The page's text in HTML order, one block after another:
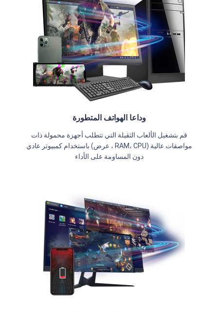
وداعا الهواتف المتطورة
قم بتشغيل الألعاب الثقيلة التي تتطلب أجهزة محمولة ذات
مواصفات عالية (RAM، CPU ، عرض) باستخدام كمبيوتر عادي
دون المساومة على الأداء